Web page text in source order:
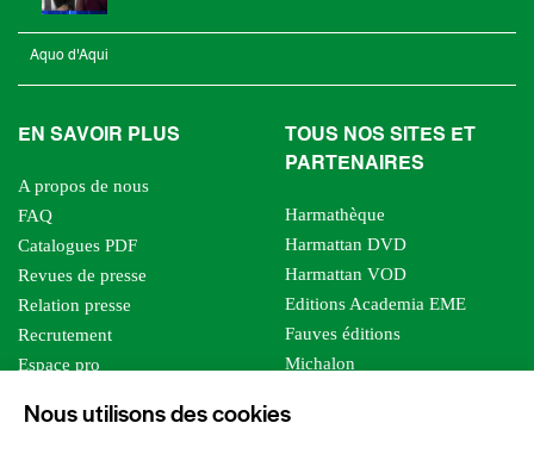
Nous utilisons des cookies
Aquo d'Aqui
EN SAVOIR PLUS
A propos de nous
FAQ
Catalogues PDF
Revues de presse
Relation presse
Recrutement
Espace pro
Foreign rights
TOUS NOS SITES ET
PARTENAIRES
Harmathèque
Harmattan DVD
Harmattan VOD
Editions Academia EME
Fauves éditions
Michalon
Editions Sutton